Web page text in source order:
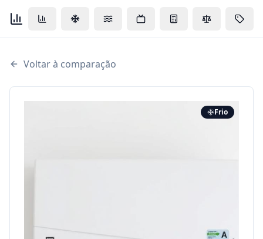
Voltar à comparação
Frio